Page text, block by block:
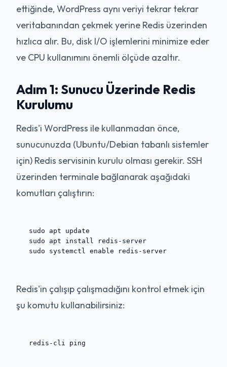
ettiğinde, WordPress aynı veriyi tekrar tekrar
veritabanından çekmek yerine Redis üzerinden
hızlıca alır. Bu, disk I/O işlemlerini minimize eder
ve CPU kullanımını önemli ölçüde azaltır.
Adım 1: Sunucu Üzerinde Redis
Kurulumu
Redis'i WordPress ile kullanmadan önce,
sunucunuzda (Ubuntu/Debian tabanlı sistemler
için) Redis servisinin kurulu olması gerekir. SSH
üzerinden terminale bağlanarak aşağıdaki
komutları çalıştırın:
sudo apt update
sudo apt install redis-server
Redis'in çalışıp çalışmadığını kontrol etmek için
şu komutu kullanabilirsiniz: